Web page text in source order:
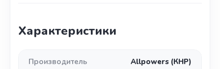
Характеристики
Производитель Allpowers (КНР)